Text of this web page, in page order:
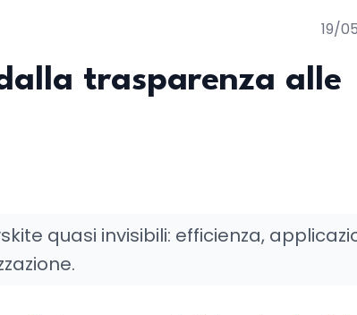
19/
trasparenza alle
quasi invisibili: efficienza,